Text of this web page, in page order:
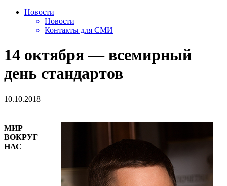
Новости
Новости
Контакты для СМИ
14 октября — всемирный
день стандартов
10.10.2018
МИР
ВОКРУГ
НАС